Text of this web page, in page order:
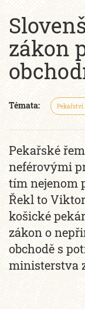
zákon
Témata: Pekařství
Pekařské
neférovými
tím nejenom
Řekl to
košické
zákon o
obchodě s
ministerstva